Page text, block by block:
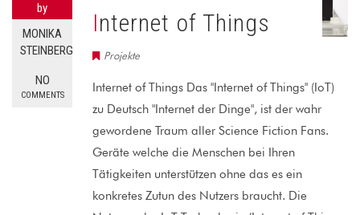
by
MONIKA
STEINBERG
NO
COMMENTS
Internet of Things
Projekte
Internet of Things Das "Internet of Things" (IoT)
zu Deutsch "Internet der Dinge", ist der wahr
gewordene Traum aller Science Fiction Fans.
Geräte welche die Menschen bei Ihren
Tätigkeiten unterstützen ohne das es ein
konkretes Zutun des Nutzers braucht. Die